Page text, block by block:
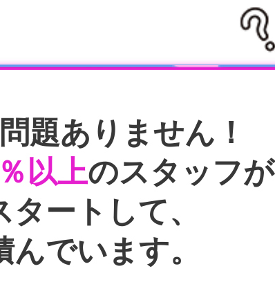
題ありません！
以上のスタッフが
ートして、
でいます。